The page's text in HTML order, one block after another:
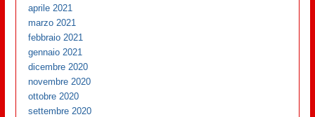
aprile 2021
marzo 2021
febbraio 2021
gennaio 2021
dicembre 2020
novembre 2020
ottobre 2020
settembre 2020